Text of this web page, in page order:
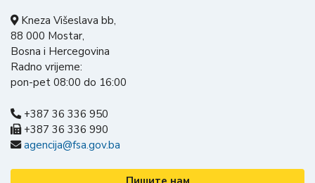
Kneza Višeslava bb,
88 000 Mostar,
Bosna i Hercegovina
Radno vrijeme:
pon-pet 08:00 do 16:00
+387 36 336 950
+387 36 336 990
agencija@fsa.gov.ba